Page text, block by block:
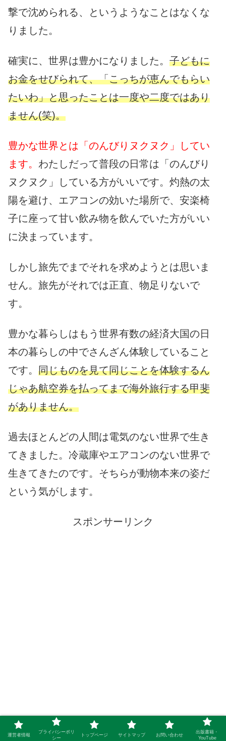
撃で沈められる、というようなことはなくな
りました。
確実に、世界は豊かになりました。 子どもに
お金をせびられて、「こっちが恵んでもらい
たいわ」と思ったことは一度や二度ではあり
ません(笑)。
豊かな世界とは「のんびりヌクヌク」してい
ます。 わたしだって普段の日常は「のんびり
ヌクヌク」している方がいいです。灼熱の太
陽を避け、エアコンの効いた場所で、安楽椅
子に座って甘い飲み物を飲んでいた方がいい
に決まっています。
しかし旅先でまでそれを求めようとは思いま
せん。旅先がそれでは正直、物足りないで
す。
豊かな暮らしはもう世界有数の経済大国の日
本の暮らしの中でさんざん体験していること
です。 同じものを見て同じことを体験するん
じゃあ航空券を払ってまで海外旅行する甲斐
がありません。
過去ほとんどの人間は電気のない世界で生き
てきました。冷蔵庫やエアコンのない世界で
生きてきたのです。そちらが動物本来の姿だ
という気がします。
スポンサーリンク
運営者情報
プライバシーポリ
シー
トップページ サイトマップ お問い合わせ
出版書籍・
YouTube